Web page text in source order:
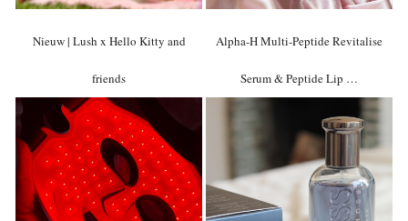
Nieuw | Lush x Hello Kitty and
friends
Alpha-H Multi-Peptide Revitalise
Serum & Peptide Lip …